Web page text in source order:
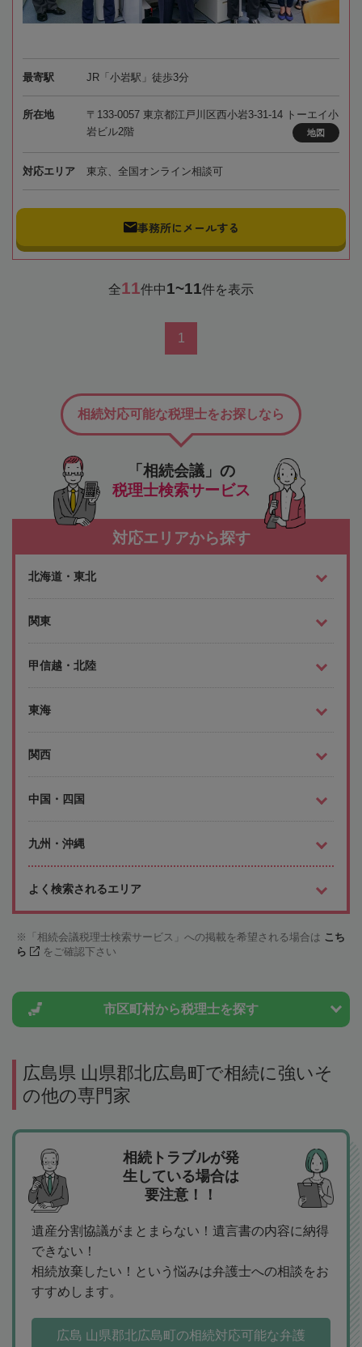
最寄駅 JR「小岩駅」徒歩3分
所在地
〒133-0057 東京都江戸川区西小岩3-31-14 トーエイ小
岩ビル2階
地図
対応エリア 東京、全国オンライン相談可
事務所にメールする
全11件中1~11件を表示
1
「相続会議」の
税理士検索サービス
相続対応可能な税理士をお探しなら
対応エリアから探す
北海道・東北
関東
甲信越・北陸
東海
関西
中国・四国
九州・沖縄
よく検索されるエリア
「相続会議税理士検索サービス」への掲載を希望される場合は こち
ら
をご確認下さい
市区町村から税理士を探す
広島県 山県郡北広島町で相続に強いそ
の他の専門家
相続トラブルが発
生している場合は
要注意！！
遺産分割協議がまとまらない！遺言書の内容に納得
できない！
相続放棄したい！という悩みは弁護士への相談をお
すすめします。
広島 山県郡北広島町の相続対応可能な弁護